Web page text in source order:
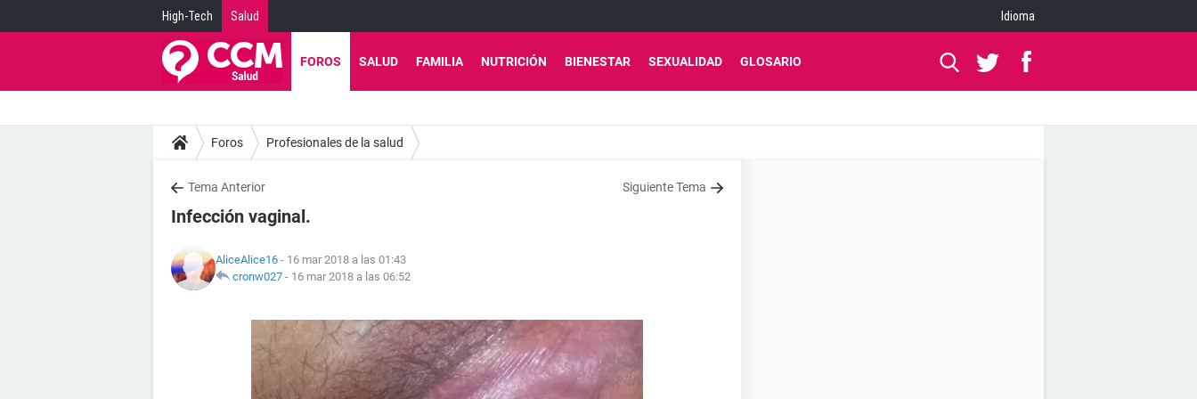
High-Tech Salud Idioma
FOROS SALUD FAMILIA NUTRICIÓN BIENESTAR SEXUALIDAD GLOSARIO
Foros Profesionales de la salud
Tema Anterior Siguiente Tema
Infección vaginal.
AliceAlice16 - 16 mar 2018 a las 01:43
cronw027 - 16 mar 2018 a las 06:52